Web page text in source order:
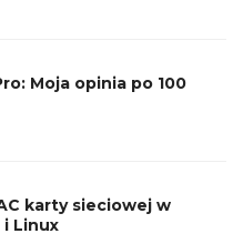
Moja opinia po 100
karty sieciowej w
i Linux